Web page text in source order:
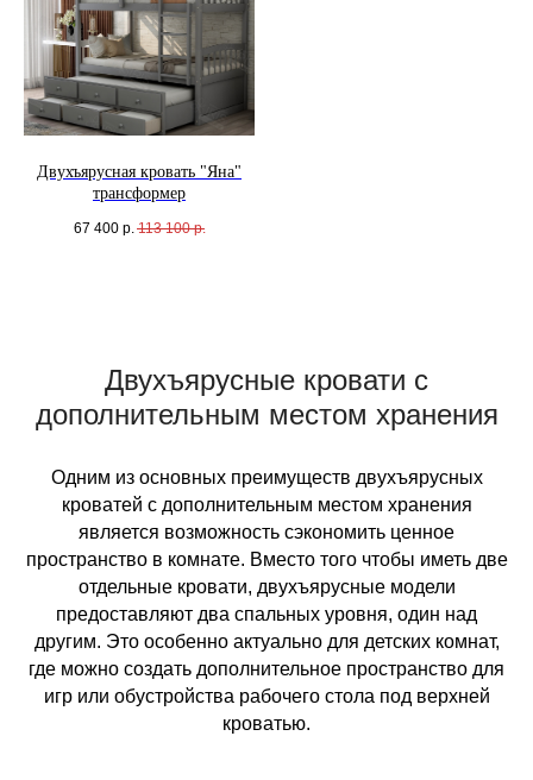
Двухъярусная кровать "Яна"
трансформер
67 400 р. 113 100 р.
Двухъярусные кровати с
дополнительным местом хранения
Одним из основных преимуществ двухъярусных
кроватей с дополнительным местом хранения
является возможность сэкономить ценное
пространство в комнате. Вместо того чтобы иметь две
отдельные кровати, двухъярусные модели
предоставляют два спальных уровня, один над
другим. Это особенно актуально для детских комнат,
где можно создать дополнительное пространство для
игр или обустройства рабочего стола под верхней
кроватью.